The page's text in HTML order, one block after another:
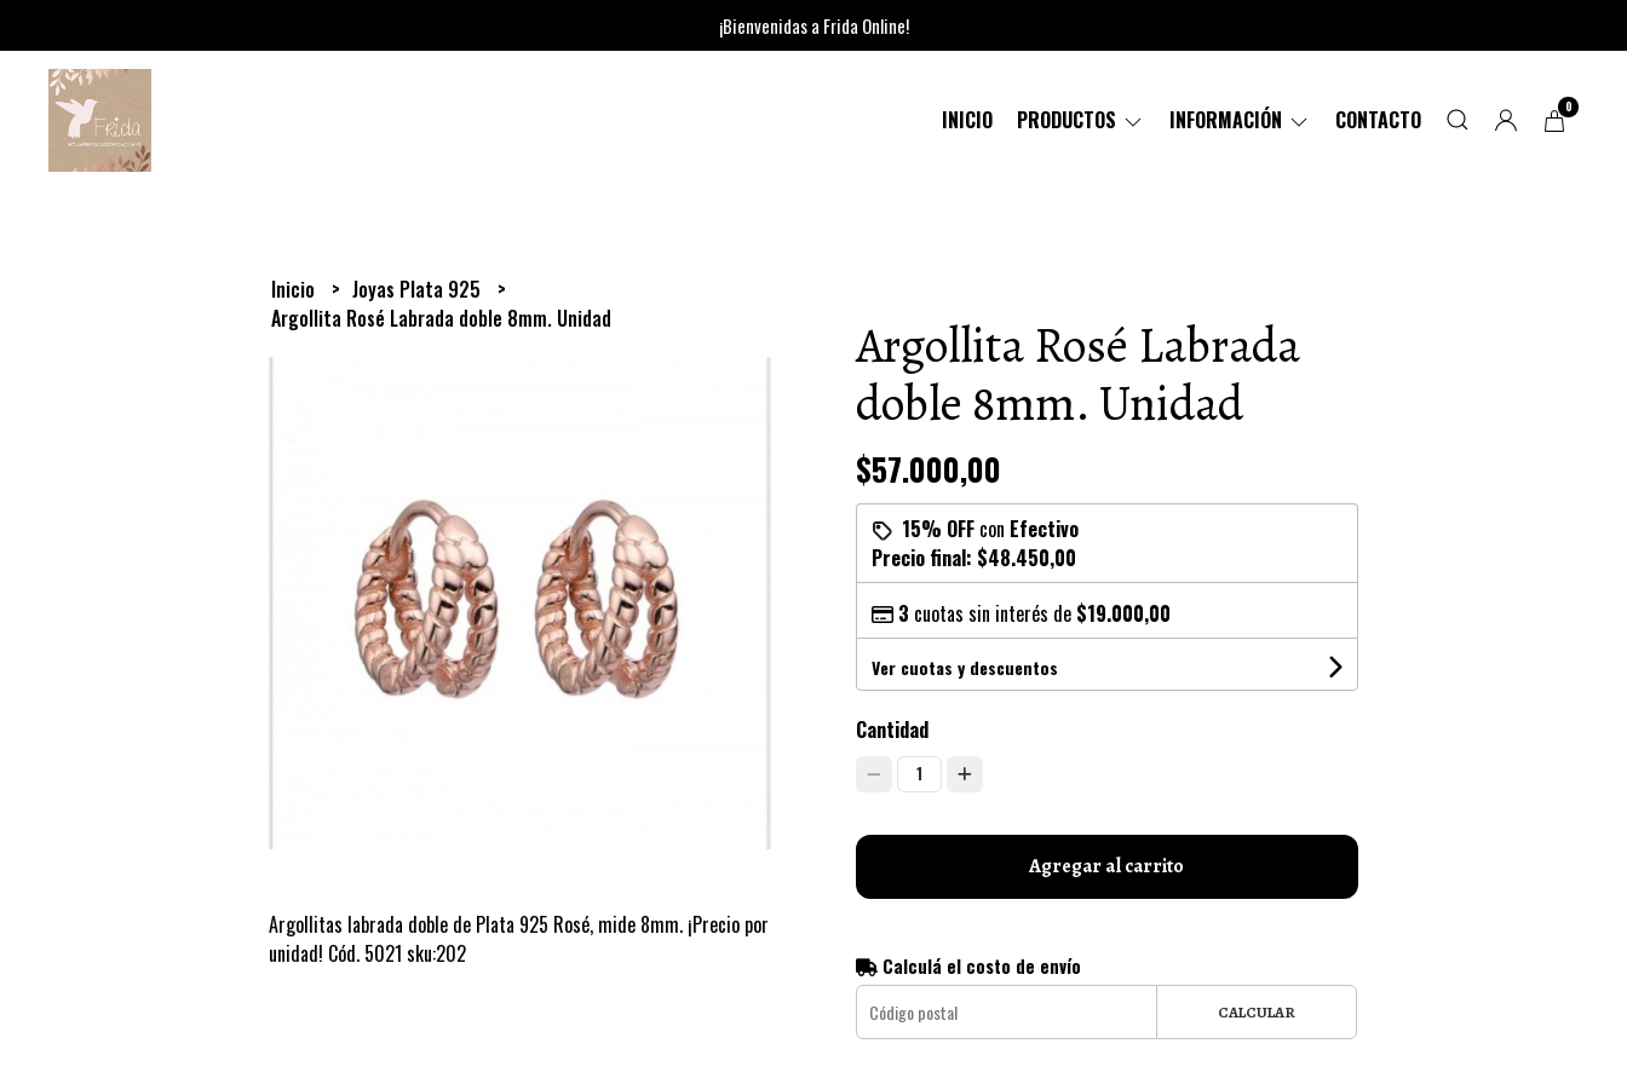
¡Bienvenidas a Frida Online!
INICIO PRODUCTOS INFORMACIÓN CONTACTO 0
Inicio
Joyas Plata 925
Argollita Rosé Labrada doble 8mm. Unidad
Argollitas labrada doble de Plata 925 Rosé, mide 8mm. ¡Precio por
unidad! Cód. 5021 sku:202
Argollita Rosé Labrada
doble 8mm. Unidad
$57.000,00
15% OFFcon Efectivo
Precio final: $48.450,00
3 cuotas sin interés de $19.000,00
Ver cuotas y descuentos
Cantidad
1
Agregar al carrito
Calculá el costo de envío
CALCULAR